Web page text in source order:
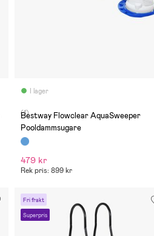
I lager
(1)
Bestway Flowclear AquaSweeper
Pooldammsugare
479 kr
Rek pris: 899 kr
Fri frakt
Superpris